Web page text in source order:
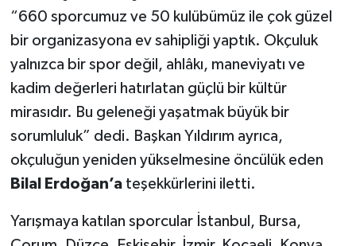
“660 sporcumuz ve 50 kulübümüz ile çok güzel
bir organizasyona ev sahipliği yaptık. Okçuluk
yalnızca bir spor değil, ahlâkı, maneviyatı ve
kadim değerleri hatırlatan güçlü bir kültür
mirasıdır. Bu geleneği yaşatmak büyük bir
sorumluluk” dedi. Başkan Yıldırım ayrıca,
okçuluğun yeniden yükselmesine öncülük eden
Bilal Erdoğan’ateşekkürlerini iletti.
Yarışmaya katılan sporcular İstanbul, Bursa,